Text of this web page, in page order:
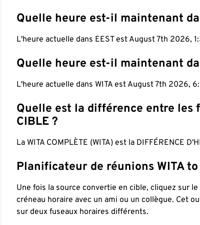
Quelle heure est-il maintenant
L'heure actuelle dans EEST est August 7th 2026,
Quelle heure est-il maintenant
L'heure actuelle dans WITA est August 7th 2026,
Quelle est la différence entre les
CIBLE ?
La WITA COMPLÈTE (WITA) est la DIFFÉRENCE
Planificateur de réunions WITA to
Une fois la source convertie en cible, cliquez sur
créneau horaire avec un ami ou un collègue. Cet
sur deux fuseaux horaires différents.